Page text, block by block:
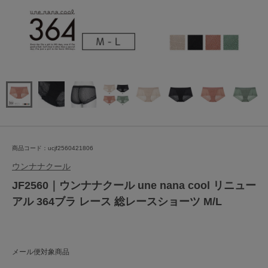
商品コード：ucjf2560421806
ウンナナクール
JF2560｜ウンナナクール une nana cool リニュー
アル 364ブラ レース 総レースショーツ M/L
メール便対象商品